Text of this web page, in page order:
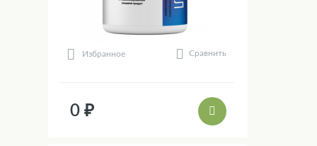
Избранное Сравнить
0 ₽